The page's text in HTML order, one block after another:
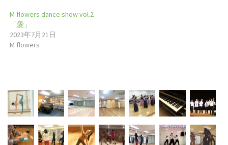
M flowers dance show vol.2
「愛」
2023年7月21日
M flowers